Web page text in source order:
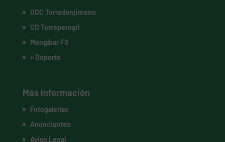
UDC Torredonjimeno
CD Torreperogil
Mengíbar FS
+ Deporte
Más información
Fotogalerías
Anunciantes
Aviso Legal